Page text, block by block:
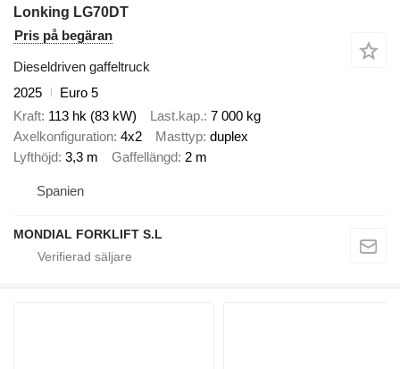
Lonking LG70DT
Pris på begäran
Dieseldriven gaffeltruck
2025
Euro 5
Kraft 113 hk (83 kW) Last.kap. 7 000 kg
Axelkonfiguration 4x2 Masttyp duplex
Lyfthöjd 3,3 m Gaffellängd 2 m
Spanien
MONDIAL FORKLIFT S.L